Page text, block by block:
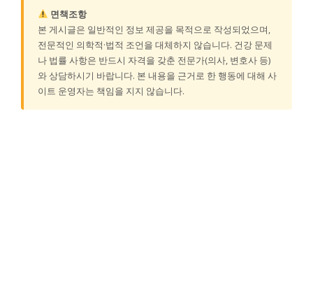
면책조항
본 게시글은 일반적인 정보 제공을 목적으로 작성되었으며,
전문적인 의학적·법적 조언을 대체하지 않습니다. 건강 문제
나 법률 사항은 반드시 자격을 갖춘 전문가(의사, 변호사 등)
와 상담하시기 바랍니다. 본 내용을 근거로 한 행동에 대해 사
이트 운영자는 책임을 지지 않습니다.